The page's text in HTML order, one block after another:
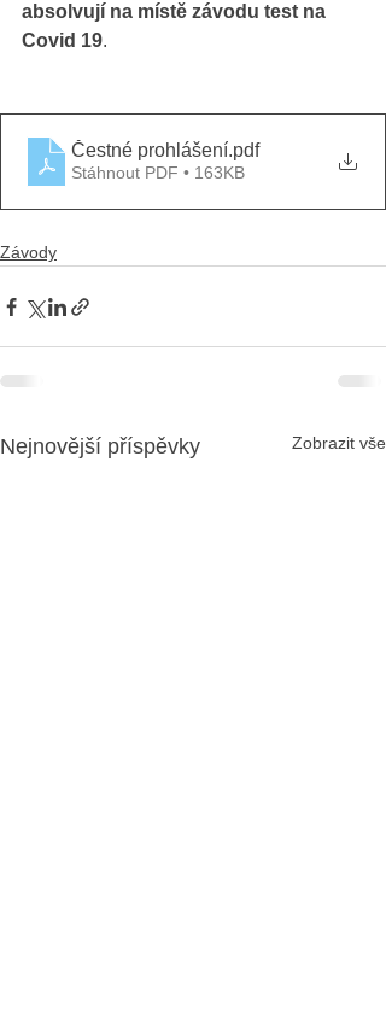
absolvují na místě závodu test na
Covid 19.
Čestné prohlášení.pdf
Stáhnout PDF • 163KB
Závody
Nejnovější příspěvky Zobrazit vše